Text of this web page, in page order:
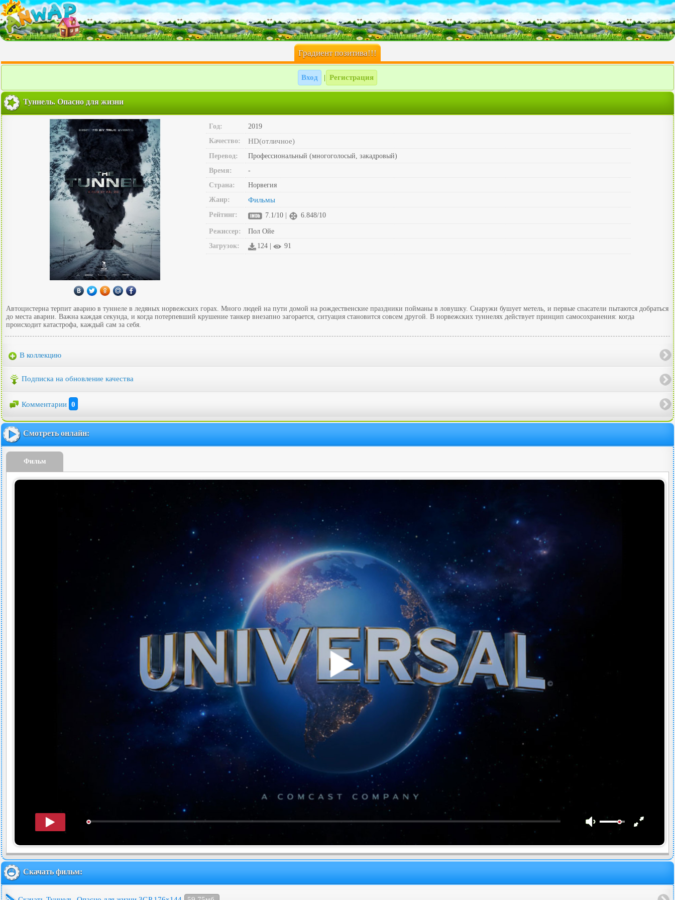
Градиент позитива!!!
Вход Регистрация
Туннель. Опасно для жизни
Год:
2019
Качество:
HD(отличное)
Перевод:
Профессиональный (многоголосый, закадровый)
Время:
-
Страна:
Норвегия
Жанр:
Фильмы
Рейтинг: 7.1/10 | 6.848/10
Режиссер:
Пол Ойе
Загрузок:
124 | 91
Автоцистерна терпит аварию в туннеле в ледяных норвежских горах. Много людей на пути домой на рождественские праздники пойманы в ловушку. Снаружи бушует метель, и первые спасатели пытаются добраться
до места аварии. Важна каждая секунда, и когда потерпевший крушение танкер внезапно загорается, ситуация становится совсем другой. В норвежских туннелях действует принцип самосохранения: когда
происходит катастрофа, каждый сам за себя.
В коллекцию
Подписка на обновление качества
Комментарии 0
Смотреть онлайн:
Фильм
Скачать фильм: